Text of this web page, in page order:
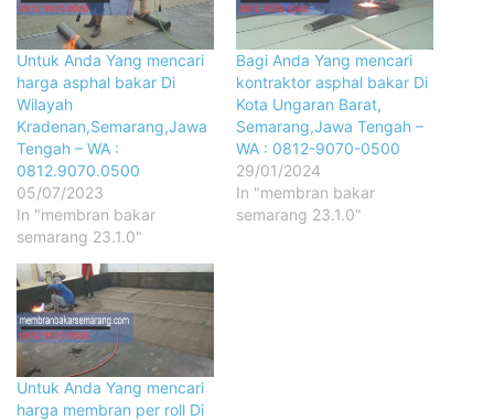
Untuk Anda Yang mencari
harga asphal bakar Di
Wilayah
Kradenan,Semarang,Jawa
Tengah – WA :
0812.9070.0500
05/07/2023
In "membran bakar
semarang 23.1.0"
Bagi Anda Yang mencari
kontraktor asphal bakar Di
Kota Ungaran Barat,
Semarang,Jawa Tengah –
WA : 0812-9070-0500
29/01/2024
In "membran bakar
semarang 23.1.0"
Untuk Anda Yang mencari
harga membran per roll Di